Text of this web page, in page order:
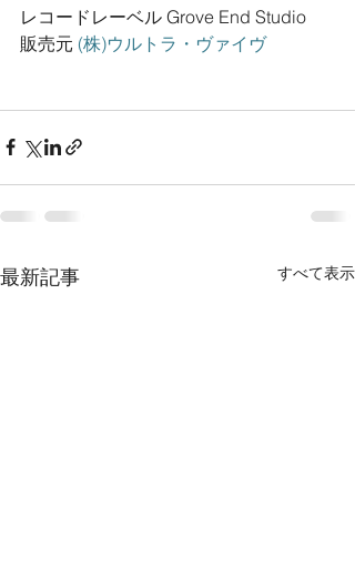
​レコードレーベル Grove End Studio
販売元 (株)ウルトラ・ヴァイヴ
最新記事 すべて表示